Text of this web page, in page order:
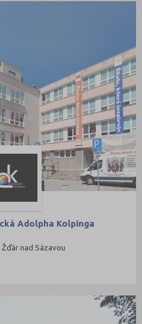
Adolpha Kolpinga
nad Sázavou